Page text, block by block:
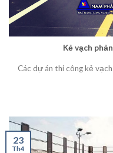
Kẻ vạch
Các dự án thi công kẻ
23
Th4